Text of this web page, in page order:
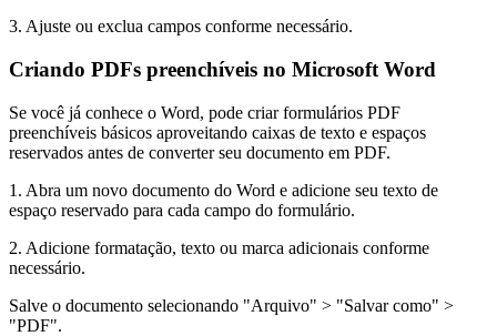
3. Ajuste ou exclua campos conforme necessário.
Criando PDFs preenchíveis no Microsoft Word
Se você já conhece o Word, pode criar formulários PDF
preenchíveis básicos aproveitando caixas de texto e espaços
reservados antes de converter seu documento em PDF.
1. Abra um novo documento do Word e adicione seu texto de
espaço reservado para cada campo do formulário.
2. Adicione formatação, texto ou marca adicionais conforme
necessário.
Salve o documento selecionando "Arquivo" > "Salvar como" >
"PDF".